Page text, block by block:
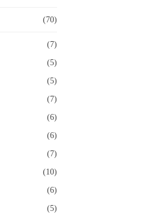
(70)
(7)
(5)
(5)
(7)
(6)
(6)
(7)
(10)
(6)
(5)